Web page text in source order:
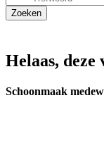
Helaas,
Schoonmaak